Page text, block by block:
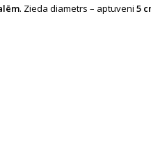
. Zieda diametrs – aptuveni 5